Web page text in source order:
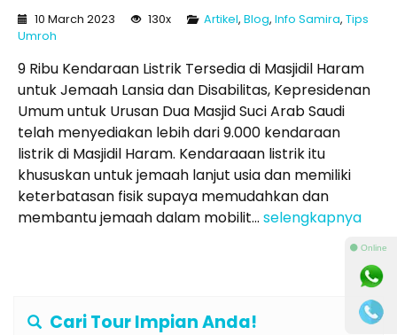
10 March 2023 130x Artikel, Blog, Info Samira, Tips
Umroh
9 Ribu Kendaraan Listrik Tersedia di Masjidil Haram
untuk Jemaah Lansia dan Disabilitas, Kepresidenan
Umum untuk Urusan Dua Masjid Suci Arab Saudi
telah menyediakan lebih dari 9.000 kendaraan
listrik di Masjidil Haram. Kendaraaan listrik itu
khususkan untuk jemaah lanjut usia dan memiliki
keterbatasan fisik supaya memudahkan dan
membantu jemaah dalam mobilit... selengkapnya
Cari Tour Impian Anda!
⚫ Online